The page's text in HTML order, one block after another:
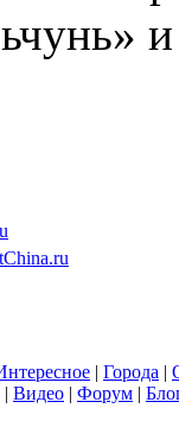
| Города |
| Видео | Форум |